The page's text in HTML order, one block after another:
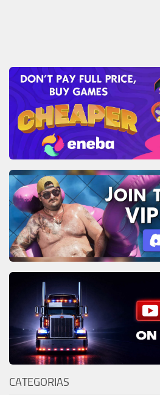
CATEGORIAS